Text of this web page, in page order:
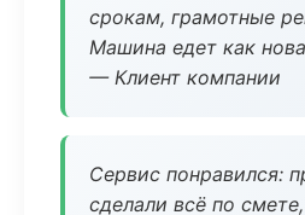
срокам, грамотные
Машина едет как
— Клиент компании
Сервис понравился:
сделали всё по